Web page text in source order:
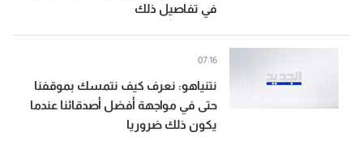
في تفاصيل ذلك
نتنياهو: نعرف كيف نتمسك بموقفنا
حتى في مواجهة أفضل أصدقائنا عندما
يكون ذلك ضروريا
07:16